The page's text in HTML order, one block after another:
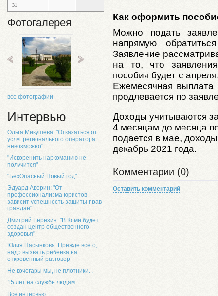
31
Фотогалерея
все фотографии
Интервью
Ольга Микушева: "Отказаться от
услуг регионального оператора
невозможно"
"Искоренить наркоманию не
получится"
"БезОпасный Новый год"
Эдуард Аверин: "От
профессионализма юристов
зависит успешность защиты прав
граждан"
Дмитрий Березин: "В Коми будет
создан центр общественного
здоровья"
Юлия Пасынкова: Прежде всего,
надо вызвать ребенка на
откровенный разговор
Не кочегары мы, не плотники...
15 лет на службе людям
Все интервью
Как оформить
Можно подать
напрямую
Заявление
на то, что
пособия будет с
Ежемесячная выплата
продлевается по
Доходы учитываются
4 месяцам до месяца
подается в мае,
декабрь 2021 года.
Комментарии (0)
Оставить комментарий